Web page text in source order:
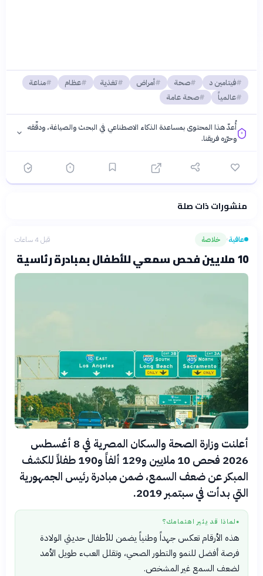
فيتامين د صحة أمراض تغذية عظام
مناعة
عالمياً
صحة عامة
أُعدّ هذا المحتوى بمساعدة الذكاء الاصطناعي في البحث والصياغة، ودقّقه
وحرّره فريقنا.
فلسفتنا المعرفية· سياسة الذكاء الاصطناعيمنشورات ذات صلة
عافية› خلاصة قبل 4 ساعات
10 ملايين فحص سمعي للأطفال بمبادرة رئاسية
أعلنت وزارة الصحة والسكان المصرية في 8 أغسطس
2026 فحص 10 ملايين و129 ألفاً و190 طفلاً للكشف
المبكر عن ضعف السمع، ضمن مبادرة رئيس الجمهورية
التي بدأت في سبتمبر 2019.
● لماذا قد يثير اهتمامك؟
هذه الأرقام تعكس جهداً وطنياً يضمن للأطفال حديثي الولادة
فرصة أفضل للنمو والتطور الصحي، وتقلل العبء طويل الأمد
لضعف السمع غير المشخص.